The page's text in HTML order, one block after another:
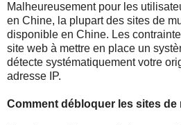
Malheureusement pour les
en Chine, la plupart des sites de
disponible en Chine. Les
site web à mettre en place un
détecte systématiquement votre
adresse IP.
Comment débloquer les sites